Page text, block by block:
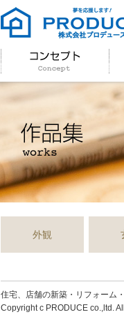
外観
住宅、店舗の新築・リフォーム
Copyright c PRODUCE co.,ltd.